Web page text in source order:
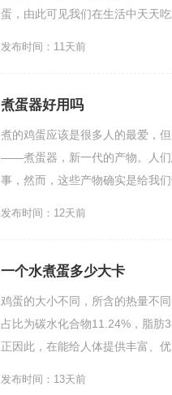
蛋，由此可见我们在生活中天天
发布时间：11天前
煮蛋器好用吗
煮的鸡蛋应该是很多人的最爱，
——煮蛋器，新一代的产物。人们
事，然而，这些产物确实是给我
发布时间：12天前
一个水煮蛋多少大卡
鸡蛋的大小不同，所含的热量不
占比为碳水化合物11.24%，脂肪
正因此，在能给人体提供丰富、优
发布时间：13天前